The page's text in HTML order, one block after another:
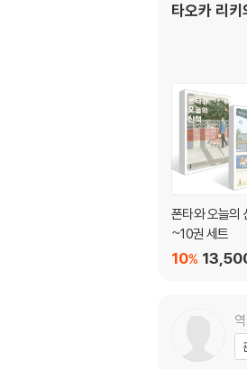
타오카 리키
폰타와 오늘의
~10권 세트
10%
역